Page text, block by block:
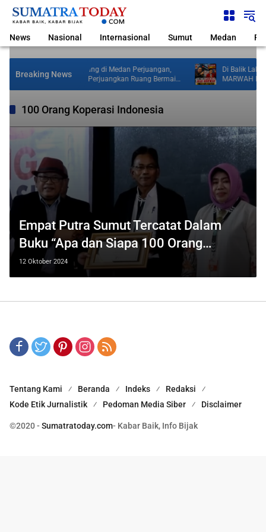
Langsung
News Nasional Internasional Sumut Medan
Breaking News
Sosialisasi Wasbang di Medan Perjuangan,
Zulkarnaen Janji Perjuangkan Ruang Bermain
Anak
Di Balik Laba
MARWAH
Nugroho
100 Orang Koperasi Indonesia
Empat Putra Sumut Tercatat Dalam
Buku “Apa dan Siapa 100 Orang
Koperasi Indonesia”
12 Oktober 2024
Tentang Kami Beranda Indeks
Redaksi
Kode Etik Jurnalistik
Pedoman Media Siber Disclaimer
©2020 -Sumatratoday.com- Kabar Baik, Info Bijak